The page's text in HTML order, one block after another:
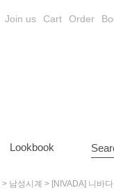
Join us Cart Order
Lookbook
> 남성시계 > [NIVADA] 니바